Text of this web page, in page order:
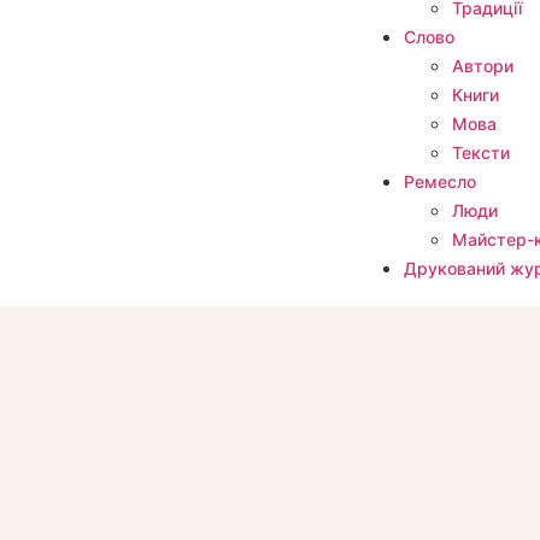
Традиції
Слово
Автори
Книги
Мова
Тексти
Ремесло
Люди
Майстер-
Друкований